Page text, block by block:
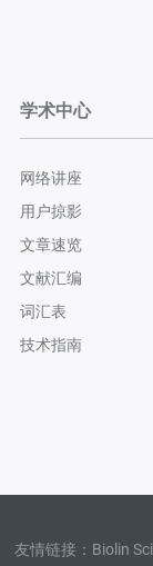
学术中心
网络讲座
用户掠影
文章速览
文献汇编
词汇表
技术指南
友情链接： Biolin